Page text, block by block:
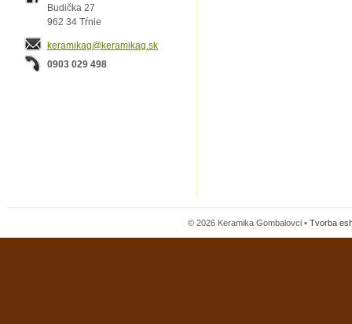
Budička 27
962 34 Tŕnie
keramikag@keramikag.sk
0903 029 498
© 2026 Keramika Gombalovci • Tvorba